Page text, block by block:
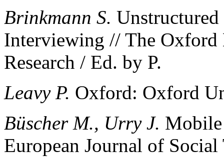
Brinkmann S.
Interviewing // The
Research / Ed. by P.
Leavy P. Oxford: Oxford
Büscher M., Urry J.
European Journal of